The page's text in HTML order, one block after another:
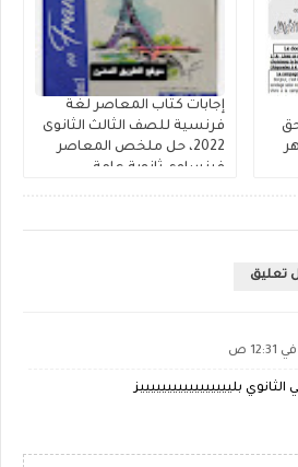
إجابات كتاب المعاصر لغة
فرنسية للصف الثالث الثانوى
2022، حل ملخص المعاصر
فرنساوي ثانوية عامة
تعليق
بليييييييييييييييييز